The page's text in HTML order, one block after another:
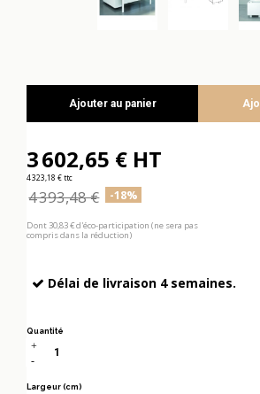
Ajouter au panier
3 602,65 € HT
4 323,18 € ttc
4 393,48 € -18%
Dont 30,83 € d'éco-participation (ne sera pas
compris dans la réduction)
Délai de livraison 4 semaines.
Largeur (cm)
Quantité